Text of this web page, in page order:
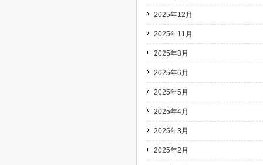
2025年12月
2025年11月
2025年8月
2025年6月
2025年5月
2025年4月
2025年3月
2025年2月